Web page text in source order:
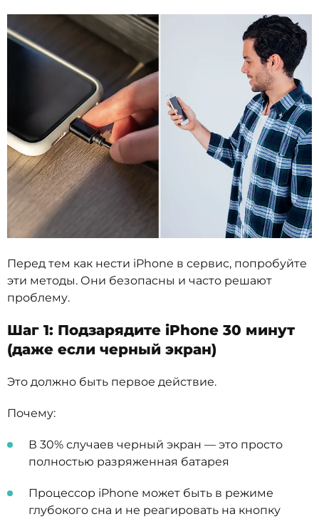
Перед тем как нести iPhone в сервис, попробуйте
эти методы. Они безопасны и часто решают
проблему.
Шаг 1: Подзарядите iPhone 30 минут
(даже если черный экран)
Это должно быть первое действие.
Почему:
В 30% случаев черный экран — это просто
полностью разряженная батарея
Процессор iPhone может быть в режиме
глубокого сна и не реагировать на кнопку